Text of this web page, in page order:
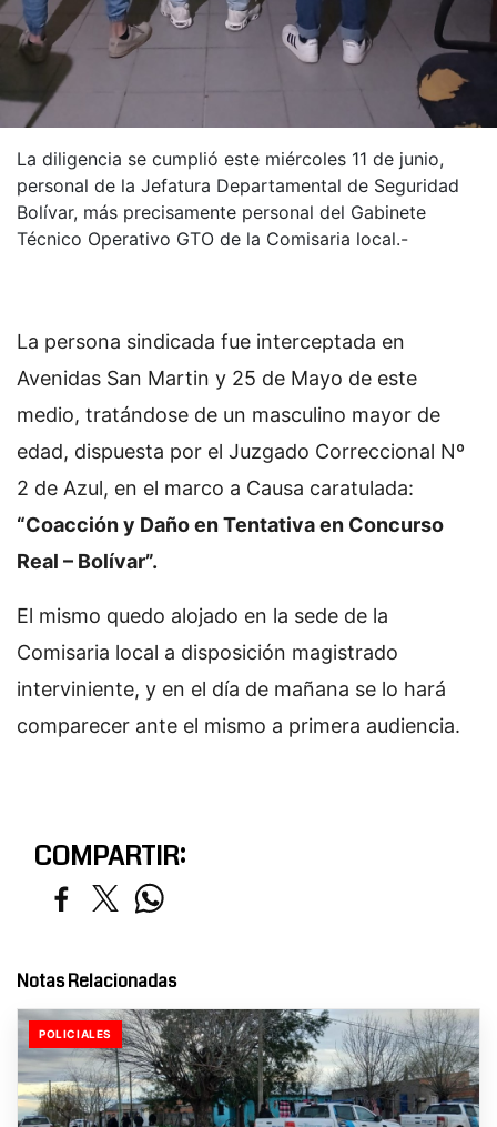
La diligencia se cumplió este miércoles 11 de junio,
personal de la Jefatura Departamental de Seguridad
Bolívar, más precisamente personal del Gabinete
Técnico Operativo GTO de la Comisaria local.-
La persona sindicada fue interceptada en
Avenidas San Martin y 25 de Mayo de este
medio, tratándose de un masculino mayor de
edad, dispuesta por el Juzgado Correccional Nº
2 de Azul, en el marco a Causa caratulada:
“Coacción y Daño en Tentativa en Concurso
Real – Bolívar”.
El mismo quedo alojado en la sede de la
Comisaria local a disposición magistrado
interviniente, y en el día de mañana se lo hará
comparecer ante el mismo a primera audiencia.
COMPARTIR:
Notas Relacionadas
POLICIALES